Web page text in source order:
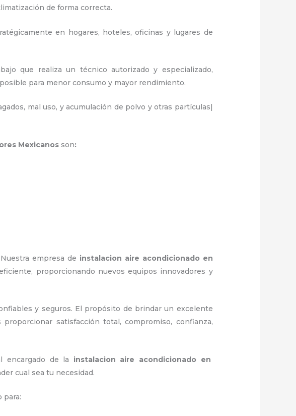
de forma correcta.
en hogares, hoteles, oficinas y lugares de
que realiza un técnico autorizado y especializado,
para menor consumo y mayor rendimiento.
mal uso, y acumulación de polvo y otras partículas|
Mexicanosson:
empresa de instalacion aire acondicionado en
proporcionando nuevos equipos innovadores y
y seguros. El propósito de brindar un excelente
proporcionar satisfacción total, compromiso, confianza,
encargado de la instalacion aire acondicionado en
cual sea tu necesidad.
para: